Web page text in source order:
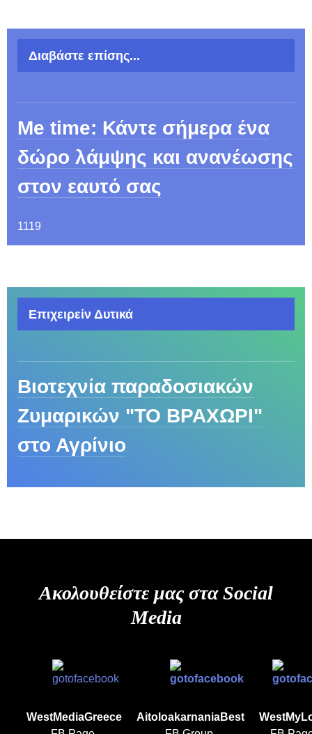
Διαβάστε επίσης...
Me time: Κάντε σήμερα ένα
δώρο λάμψης και ανανέωσης
στον εαυτό σας
1119
Επιχειρείν Δυτικά
Βιοτεχνία παραδοσιακών
Ζυμαρικών "ΤΟ ΒΡΑΧΩΡΙ"
στο Αγρίνιο
Ακολουθείστε μας στα Social
Media
WestMediaGreece
AitoloakarnaniaBest